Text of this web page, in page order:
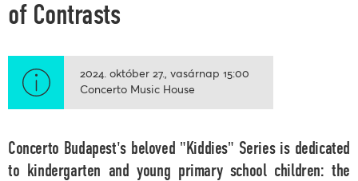
of Contrasts
2024. október 27. vasárnap 15:00
Concerto Music House
Concerto Budapest's beloved "Kiddies" Series is dedicated
to kindergarten and young primary school children: the